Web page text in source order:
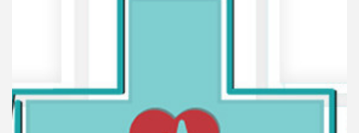
ของ